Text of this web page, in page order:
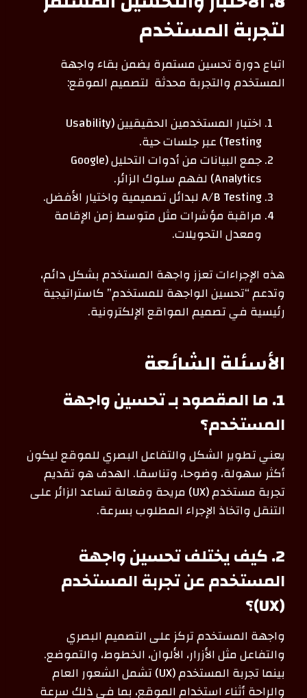
لتجربة المستخدم
اتباع دورة تحسين مستمرة يضمن بقاء واجهة
المستخدم والتجربة محدثة لتصميم الموقع:
اختبار المستخدمين الحقيقيين (Usability
Testing) عبر جلسات حية.
جمع البيانات من أدوات التحليل (Google
Analytics) لفهم سلوك الزائر.
A/B Testing لبدائل تصميمية واختيار الأفضل.
مراقبة مؤشرات مثل متوسط زمن الإقامة
ومعدل التحويلات.
هذه الإجراءات تعزز واجهة المستخدم بشكل دائم،
وتدعم “تحسين الواجهة للمستخدم” كاستراتيجية
رئيسية في تصميم المواقع الإلكترونية.
الأسئلة الشائعة
1. ما المقصود بـ تحسين واجهة
المستخدم؟
يعني تطوير الشكل والتفاعل البصري للموقع ليكون
أكثر سهولة، وضوحا، وتناسقا. الهدف هو تقديم
تجربة مستخدم (UX) مريحة وفعالة تساعد الزائر على
التنقل واتخاذ الإجراء المطلوب بسرعة.
2. كيف يختلف تحسين واجهة
المستخدم عن تجربة المستخدم
(UX)؟
واجهة المستخدم تركز على التصميم البصري
والتفاعل مثل الأزرار، الألوان، الخطوط، والتموضع.
بينما تجربة المستخدم (UX) تشمل الشعور العام
والراحة أثناء استخدام الموقع، بما في ذلك سرعة